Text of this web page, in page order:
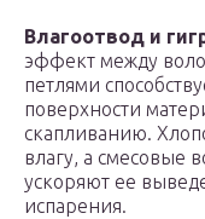
Влагоотвод и
эффект между
петлями
поверхности
скапливанию.
влагу, а смесовые
ускоряют ее
испарения.